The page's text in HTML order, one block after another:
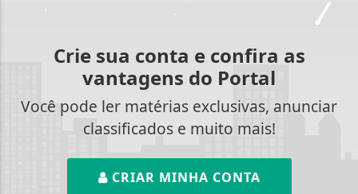
Crie sua conta e confira as
vantagens do Portal
Você pode ler matérias exclusivas, anunciar
classificados e muito mais!
CRIAR MINHA CONTA